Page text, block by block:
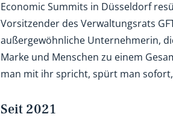
Economic Summits in Düsseldorf
Vorsitzender des Verwaltungsrats
außergewöhnliche Unternehmerin,
Marke und Menschen zu einem
man mit ihr spricht, spürt man
Seit 2021